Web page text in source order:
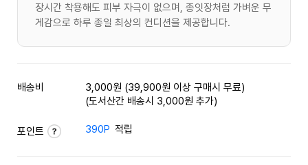
장시간 착용해도 피부 자극이 없으며, 종잇장처럼 가벼운 무
게감으로 하루 종일 최상의 컨디션을 제공합니다.
배송비
3,000원 (39,900원 이상 구매시 무료)
(도서산간 배송시 3,000원 추가)
포인트 390P 적립